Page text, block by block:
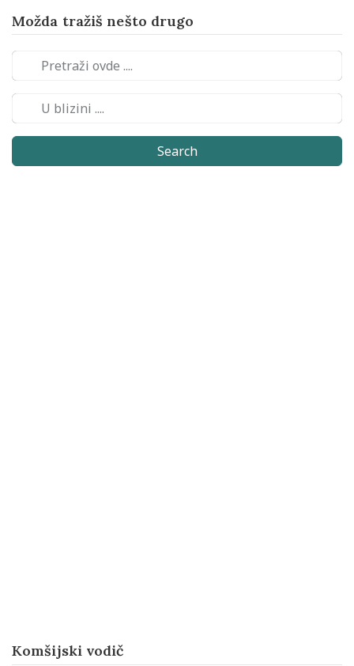
Možda tražiš nešto drugo
Search
Komšijski vodič